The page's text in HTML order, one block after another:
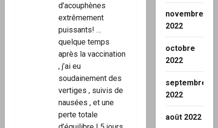
d’acouphènes
extrêmement
puissants! …
quelque temps
après la vaccination
, j’ai eu
soudainement des
vertiges , suivis de
nausées , et une
perte totale
novembre
2022
octobre
2022
septembre
2022
août 2022